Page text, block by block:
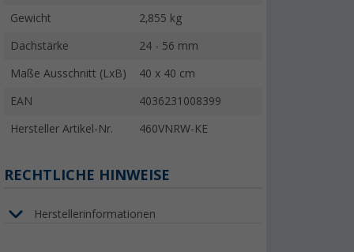
Gewicht 2,855 kg
Dachstärke 24 - 56 mm
Maße Ausschnitt (LxB) 40 x 40 cm
EAN 4036231008399
Hersteller Artikel-Nr. 460VNRW-KE
RECHTLICHE HINWEISE
Herstellerinformationen